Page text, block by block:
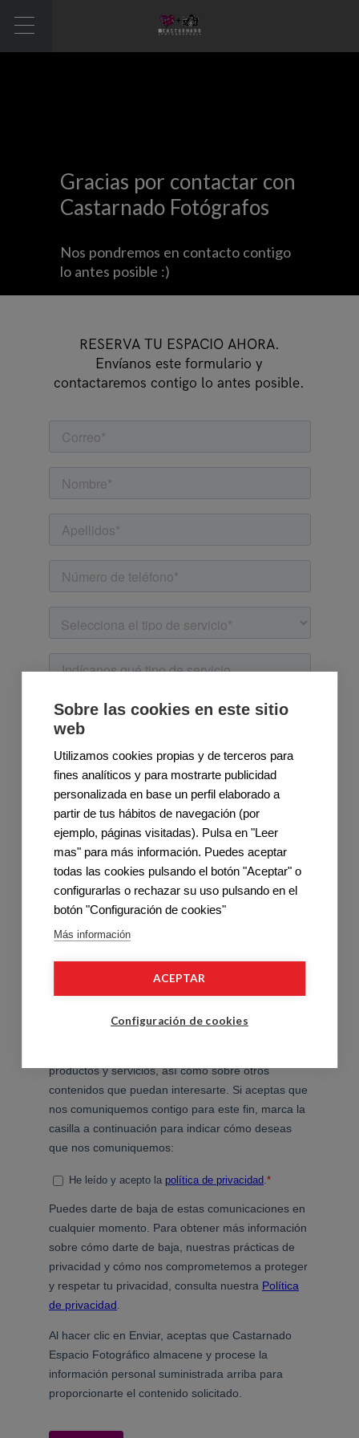
Gracias por contactar con
Castarnado Fotógrafos
Nos pondremos en contacto contigo
lo antes posible :)
RESERVA TU ESPACIO AHORA.
Envíanos este formulario y
contactaremos contigo lo antes posible.
Sobre las cookies en este sitio
web
Utilizamos cookies propias y de terceros para
fines analíticos y para mostrarte publicidad
personalizada en base un perfil elaborado a
partir de tus hábitos de navegación (por
ejemplo, páginas visitadas). Pulsa en "Leer
mas" para más información. Puedes aceptar
todas las cookies pulsando el botón "Aceptar" o
configurarlas o rechazar su uso pulsando en el
botón "Configuración de cookies"
Más información
ACEPTAR
Configuración de cookies